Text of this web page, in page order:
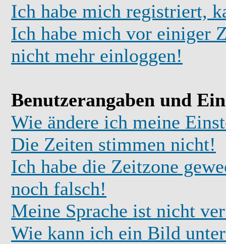
Ich habe mich registriert,
Ich habe mich vor einiger
nicht mehr einloggen!
Benutzerangaben und
Wie ändere ich meine
Die Zeiten stimmen nicht!
Ich habe die Zeitzone
noch falsch!
Meine Sprache ist nicht
Wie kann ich ein Bild